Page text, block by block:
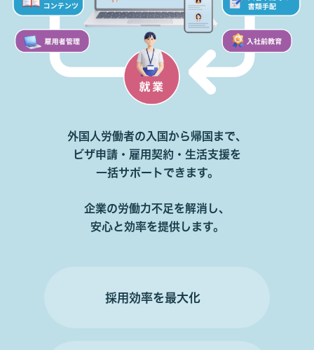
外国人労働者の入国から帰国まで、
ビザ申請・雇用契約・生活支援を
一括サポートできます。
企業の労働力不足を解消し、
安心と効率を提供します。
採用効率を最大化